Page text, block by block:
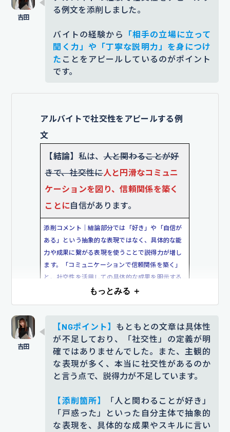
しながら関係を築く力関係構築力
添削コメント｜「また一緒に仕事をしたい」とい
う第三者からの感謝の言葉を加えることで、実力
に信憑性が生まれました。これにより、成果がイ
った社交性を活かし、 職場でも積極
的にコミュニケーションを図りなが
ら、周囲と連携して成果を上げてい
きたいです。チーム内外で良好な関
係を築き、円滑なコミュニケーショ
ンで業務を進める役割を担います。
また、関係者との協力を通じて、プ
ロジェクトの成功に貢献したいで
す。
添削コメント｜「職場でも積極的にコミュニケー
ションを図り」という抽象的な表現を、「良好な
する貢献意識が伝わる内容になっています。
ES添削サービス「赤ペンES」
なら、このような添削を無料で
プロにお任せできます。
る例文を添削しました。
バイトの経験から
「相手の立場に立って
聞く力」や「丁寧な説明力」を身につけ
た ことをアピールしているのがポイント
です。
アルバイトで社交性をアピールする例
文
【結論】 私は、人と関わることが好
きで、社交性に人と円滑なコミュニ
ケーションを図り、信頼関係を築く
ことに自信があります。
添削コメント｜結論部分では「好き」や「自信が
ある」という抽象的な表現ではなく、具体的な能
力や成果に繋がる表現を使うことで説得力が増し
ます。「コミュニケーションで信頼関係を築く」
と、社交性を活用しての具体的な成果を明示する
ことで、企業で活躍できる人材だと強調しまし
【エピソード】私は大学時代にファ
ミリーレストランでアルバイトをし
いました。そこで、たくさんのお
客様と接する機会がありました。 お
ケーションを通じて社交性を磨いて
きました。
もっとみる ＋
【NGポイント】 もともとの文章は具体性
が不足しており、「社交性」の定義が明
確ではありませんでした。また、主観的
な表現が多く、本当に社交性があるのか
と言う点で、説得力が不足しています。
【添削箇所】
「人と関わることが好き」
「戸惑った」といった自分主体で抽象的
な表現を、具体的な成果やスキルに言い